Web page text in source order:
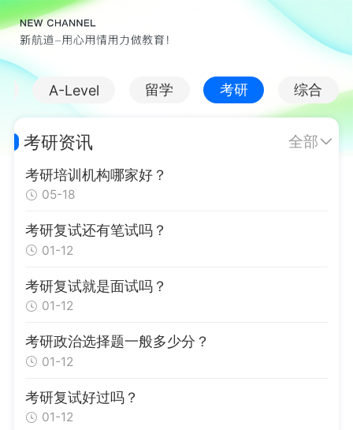
A-Level 留学 考研 综合
考研资讯 全部
考研培训机构哪家好？
05-18
考研复试还有笔试吗？
01-12
考研复试就是面试吗？
01-12
考研政治选择题一般多少分？
01-12
考研复试好过吗？
01-12